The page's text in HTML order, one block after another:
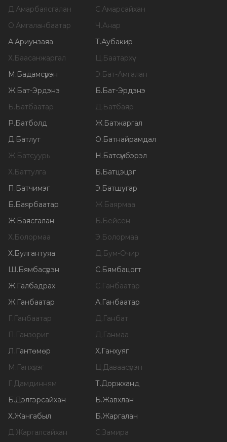
Д.Амарбаясгалан С.Амарсайхан
О.Амгаланбаатар Ч.Анар
А.Ариунзаяа Т.Аубакир
Х.Баасанжаргал Ц.Баатархүү
М.Бадамсүрэн Э.Бат-Амгалан
Ж.Бат-Эрдэнэ Б.Бат-Эрдэнэ
Б.Батбаатар Д.Батбаяр
Р.Батболд Ж.Батжаргал
Д.Батлут О.Батнайрамдал
Ж.Батсуурь Н.Батсүмбэрэл
Х.Баттулга Б.Батцэцэг
П.Батчимэг Э.Батшугар
Б.Баярбаатар Ж.Баярмаа
Ж.Баясгалан Б.Бейсен
Х.Болормаа Э.Болормаа
Х.Булгантуяа Д.Бум-Очир
Ш.Бямбасүрэн С.Бямбацогт
Ж.Галбадрах С.Ганбаатар
Ж.Ганбаатар А.Ганбаатар
Г.Ганбаатар Д.Ганбат
П.Ганзориг Д.Ганмаа
Л.Гантөмөр Х.Ганхуяг
М.Ганхүлэг Ц.Даваасүрэн
Г.Дамдинням Т.Доржханд
Б.Дэлгэрсайхан Б.Жавхлан
Х.Жангабыл Б.Жаргалан
Д.Жаргалсайхан С.Замира